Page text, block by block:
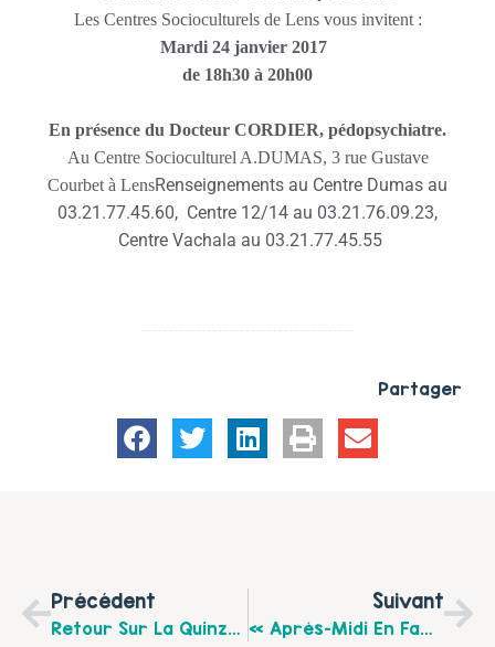
Les Centres Socioculturels de Lens vous invitent :
Mardi 24 janvier 2017
de 18h30 à 20h00
En présence du Docteur CORDIER, pédopsychiatre.
Au Centre Socioculturel A.DUMAS, 3 rue Gustave
Courbet à LensRenseignements au Centre Dumas au
03.21.77.45.60, Centre 12/14 au 03.21.76.09.23,
Centre Vachala au 03.21.77.45.55
Partager
Précédent
Retour Sur La Quinzaine De La Parentalité Du 7 Au 20 Novembre 2016
Suivant
« Après-Midi En Famille » À Loison-Sous-Lens, Le Mercredi 25 Janvier 2017 À 14h30, Salle Cuvelier